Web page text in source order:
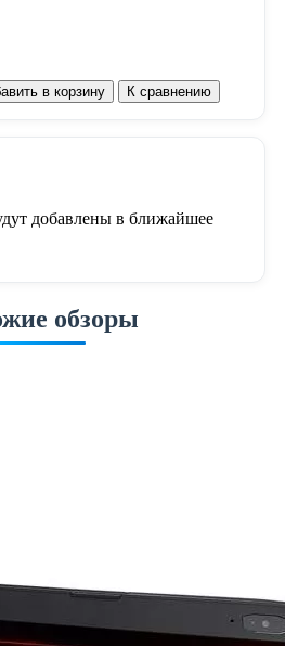
в корзину К сравнению
добавлены в ближайшее
обзоры